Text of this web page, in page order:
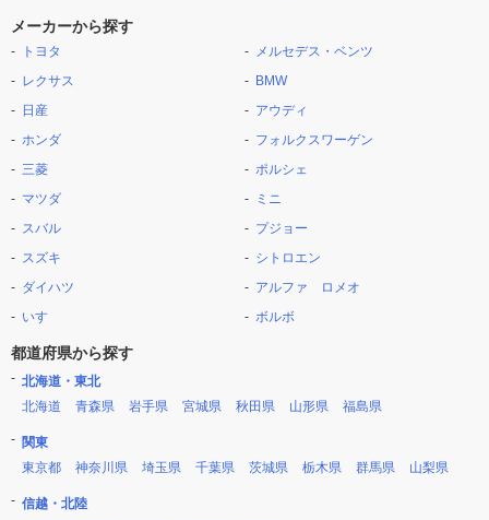
メーカーから探す
トヨタ
レクサス
日産
ホンダ
三菱
マツダ
スバル
スズキ
ダイハツ
いすゞ
メルセデス・ベンツ
BMW
アウディ
フォルクスワーゲン
ポルシェ
ミニ
プジョー
シトロエン
アルファ ロメオ
ボルボ
都道府県から探す
北海道・東北
北海道
青森県 岩手県 宮城県 秋田県 山形県 福島県
関東
東京都
神奈川県 埼玉県 千葉県 茨城県 栃木県 群馬県 山梨県
信越・北陸